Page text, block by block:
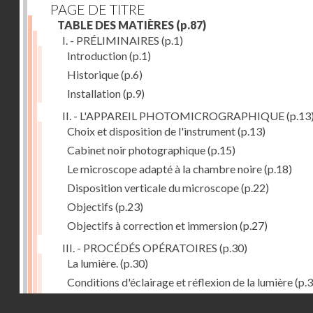
PAGE DE TITRE
TABLE DES MATIÈRES (p.87)
I. - PRÉLIMINAIRES (p.1)
Introduction(p.1)
Historique(p.6)
Installation(p.9)
II. - L'APPAREIL PHOTOMICROGRAPHIQUE
Choix et disposition de l'instrument(p.13)
Cabinet noir photographique(p.15)
Le microscope adapté à la chambre noire(p.18)
Disposition verticale du microscope(p.22)
Objectifs (p.23)
Objectifs à correction et immersion(p.27)
III. - PROCÉDÉS OPÉRATOIRES (p.30)
La lumière. (p.30)
Conditions d'éclairage et réflexion de la lumière